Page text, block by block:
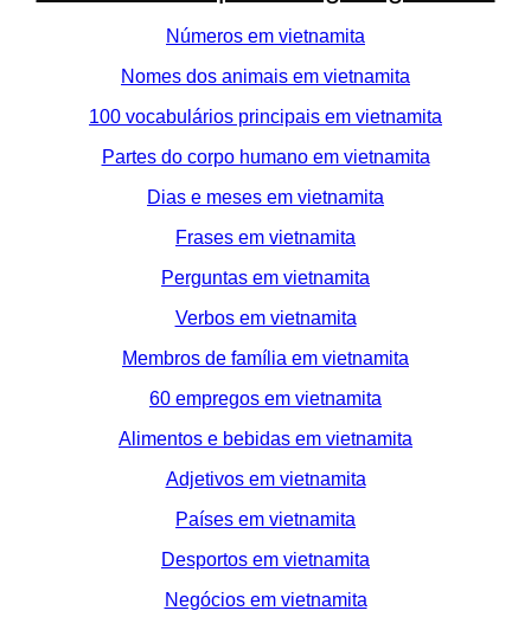
Números em vietnamita
Nomes dos animais em vietnamita
100 vocabulários principais em vietnamita
Partes do corpo humano em vietnamita
Dias e meses em vietnamita
Frases em vietnamita
Perguntas em vietnamita
Verbos em vietnamita
Membros de família em vietnamita
60 empregos em vietnamita
Alimentos e bebidas em vietnamita
Adjetivos em vietnamita
Países em vietnamita
Desportos em vietnamita
Negócios em vietnamita